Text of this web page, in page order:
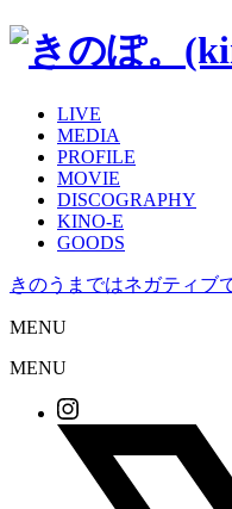
LIVE
MEDIA
PROFILE
MOVIE
DISCOGRAPHY
KINO-E
GOODS
きのうまではネガティブ
MENU
MENU